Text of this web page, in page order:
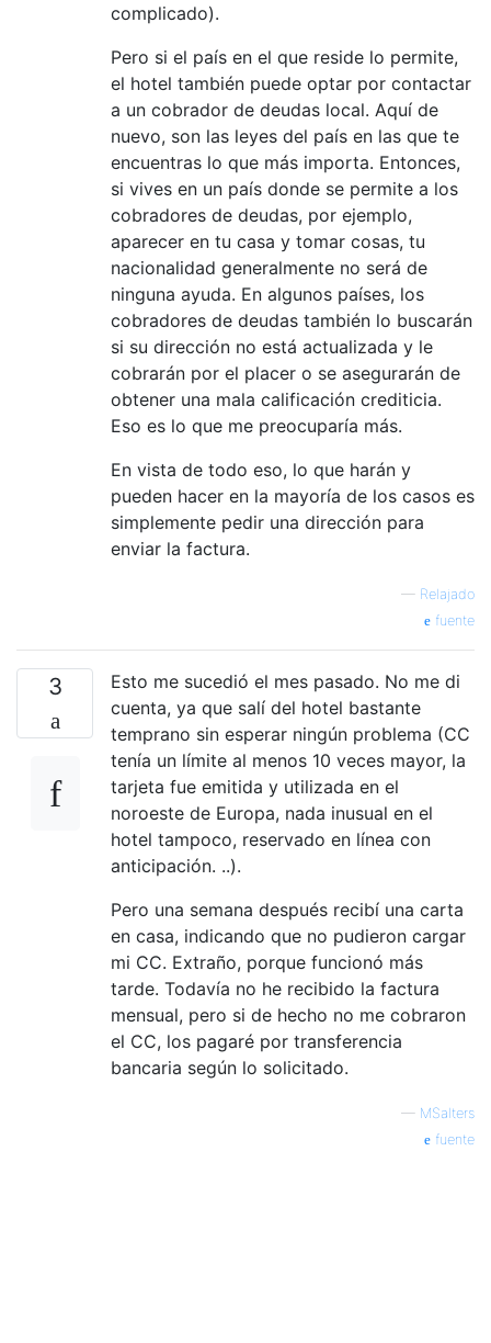
complicado).
Pero si el país en el que reside lo permite,
el hotel también puede optar por contactar
a un cobrador de deudas local. Aquí de
nuevo, son las leyes del país en las que te
encuentras lo que más importa. Entonces,
si vives en un país donde se permite a los
cobradores de deudas, por ejemplo,
aparecer en tu casa y tomar cosas, tu
nacionalidad generalmente no será de
ninguna ayuda. En algunos países, los
cobradores de deudas también lo buscarán
si su dirección no está actualizada y le
cobrarán por el placer o se asegurarán de
obtener una mala calificación crediticia.
Eso es lo que me preocuparía más.
En vista de todo eso, lo que harán y
pueden hacer en la mayoría de los casos es
simplemente pedir una dirección para
enviar la factura.
— Relajado
fuente
3
Esto me sucedió el mes pasado. No me di
cuenta, ya que salí del hotel bastante
temprano sin esperar ningún problema (CC
tenía un límite al menos 10 veces mayor, la
tarjeta fue emitida y utilizada en el
noroeste de Europa, nada inusual en el
hotel tampoco, reservado en línea con
anticipación. ..).
Pero una semana después recibí una carta
en casa, indicando que no pudieron cargar
mi CC. Extraño, porque funcionó más
tarde. Todavía no he recibido la factura
mensual, pero si de hecho no me cobraron
el CC, los pagaré por transferencia
bancaria según lo solicitado.
— MSalters
fuente